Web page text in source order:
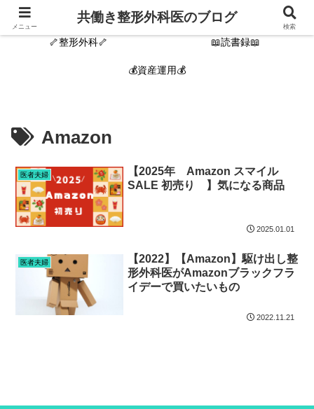
🙋‍♂️自己紹介🦴 新着記事
🦴整形外科🦴 📖読書録📖
💰資産運用💰
Amazon
医者夫婦
【2025年 Amazon スマイル
SALE 初売り 】気になる商品
2025.01.01
医者夫婦
【2022】【Amazon】駆け出し整
形外科医がAmazonブラックフラ
イデーで買いたいもの
2022.11.21
メニュー
共働き整形外科医のブログ
検索